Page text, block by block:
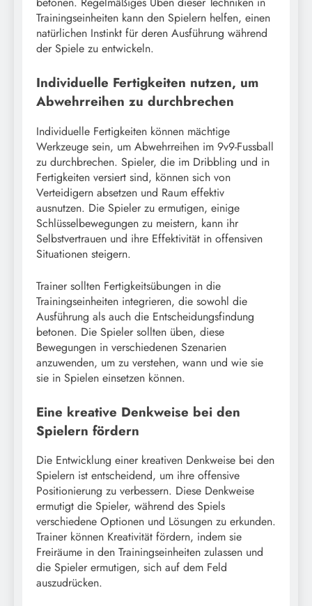
Trainingseinheiten kann den Spielern helfen, einen
natürlichen Instinkt für deren Ausführung während
der Spiele zu entwickeln.
Individuelle Fertigkeiten nutzen, um
Abwehrreihen zu durchbrechen
Individuelle Fertigkeiten können mächtige
Werkzeuge sein, um Abwehrreihen im 9v9-Fussball
zu durchbrechen. Spieler, die im Dribbling und in
Fertigkeiten versiert sind, können sich von
Verteidigern absetzen und Raum effektiv
ausnutzen. Die Spieler zu ermutigen, einige
Schlüsselbewegungen zu meistern, kann ihr
Selbstvertrauen und ihre Effektivität in offensiven
Situationen steigern.
Trainer sollten Fertigkeitsübungen in die
Trainingseinheiten integrieren, die sowohl die
Ausführung als auch die Entscheidungsfindung
betonen. Die Spieler sollten üben, diese
Bewegungen in verschiedenen Szenarien
anzuwenden, um zu verstehen, wann und wie sie
sie in Spielen einsetzen können.
Eine kreative Denkweise bei den
Spielern fördern
Die Entwicklung einer kreativen Denkweise bei den
Spielern ist entscheidend, um ihre offensive
Positionierung zu verbessern. Diese Denkweise
ermutigt die Spieler, während des Spiels
verschiedene Optionen und Lösungen zu erkunden.
Trainer können Kreativität fördern, indem sie
Freiräume in den Trainingseinheiten zulassen und
die Spieler ermutigen, sich auf dem Feld
auszudrücken.